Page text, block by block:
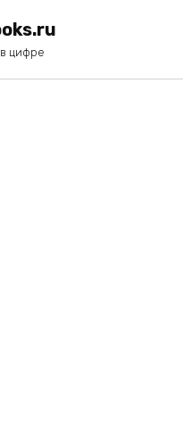
цифре